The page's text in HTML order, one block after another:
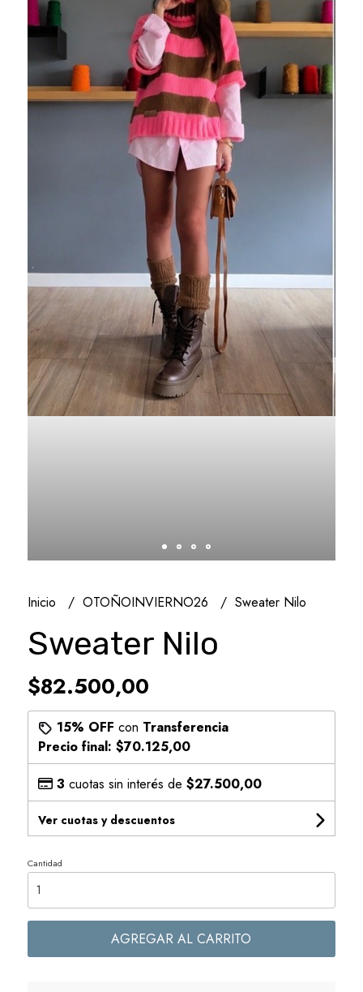
Inicio OTOÑOINVIERNO26 Sweater Nilo
Sweater Nilo
$82.500,00
15% OFF con Transferencia
Precio final: $70.125,00
3 cuotas sin interés de $27.500,00
Ver cuotas y descuentos
Cantidad
AGREGAR AL CARRITO